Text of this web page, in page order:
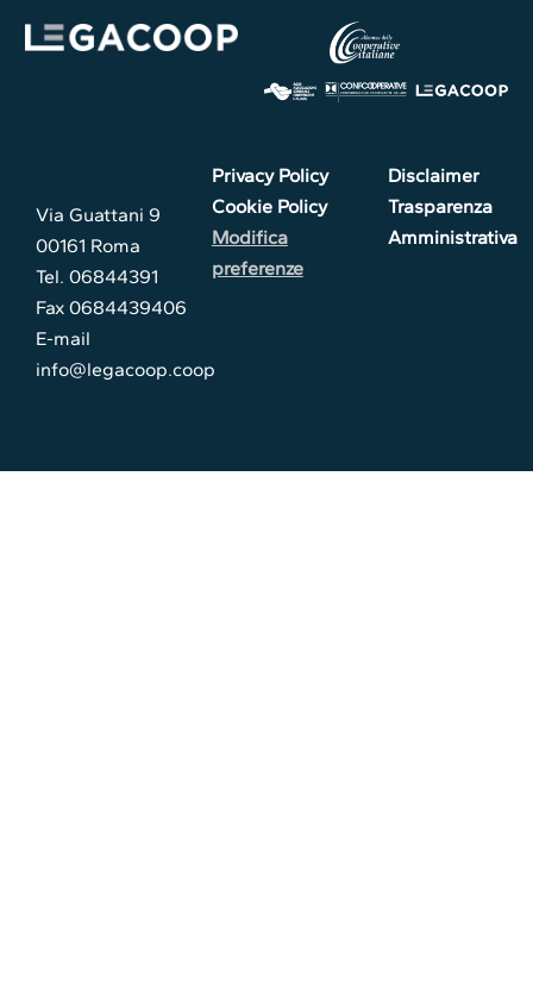
Via Guattani 9
00161 Roma
Tel. 06844391
Fax 0684439406
E-mail
info@legacoop.coop
Privacy Policy
Cookie Policy
Modifica
preferenze
Disclaimer
Trasparenza
Amministrativa